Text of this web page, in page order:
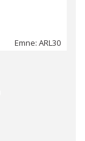
Emne: ARL30